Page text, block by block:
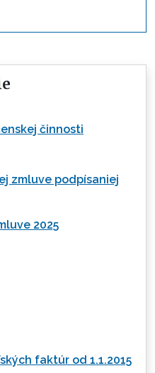
činnosti
zmluve podpísaniej
2025
faktúr od 1.1.2015